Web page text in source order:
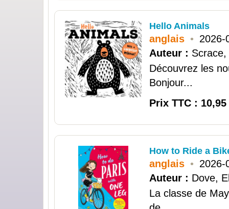
Hello Animals
anglais • 2026-
Auteur :
Découvrez les
Bonjour...
Prix TTC : 10,95
How to Ride a
anglais • 2026-
Auteur : Dove,
La classe de